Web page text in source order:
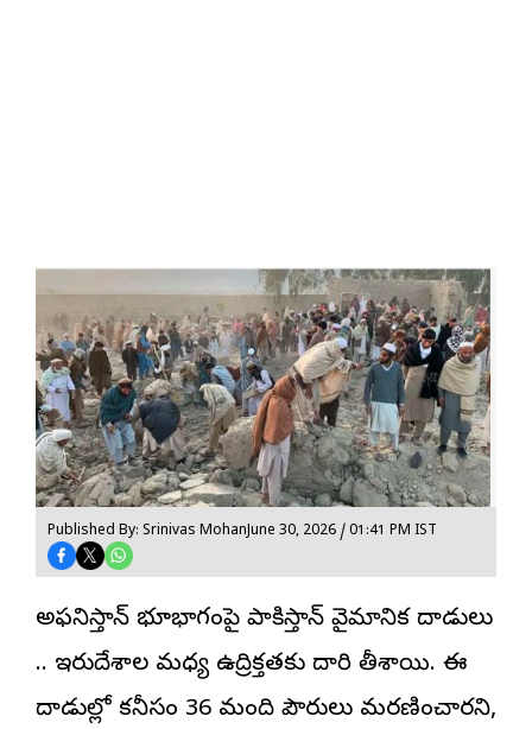
Published By: Srinivas MohanJune 30, 2026 / 01:41 PM IST
అఫ్గనిస్తాన్ భూభాగంపై పాకిస్తాన్ వైమానిక దాడులు
.. ఇరుదేశాల మధ్య ఉద్రిక్తతకు దారి తీశాయి. ఈ
దాడుల్లో కనీసం 36 మంది పౌరులు మరణించారని,